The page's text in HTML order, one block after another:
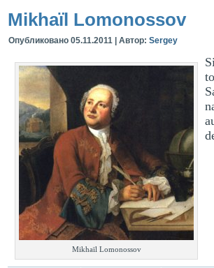
Mikhaïl Lomonossov
Опубликовано 05.11.2011 Автор: Sergey
Mikhaïl Lomonossov